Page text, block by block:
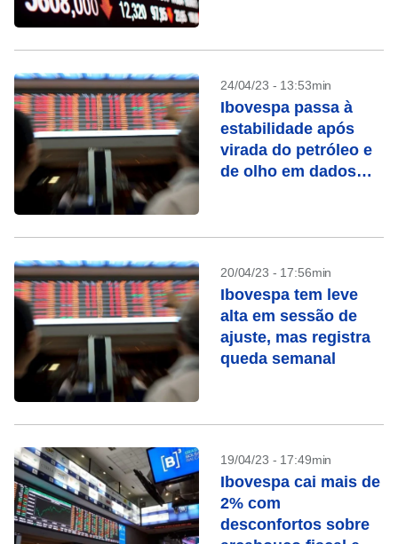
24/04/23 - 13:53min
Ibovespa passa à
estabilidade após
virada do petróleo e
de olho em dados
20/04/23 - 17:56min
Ibovespa tem leve
alta em sessão de
ajuste, mas registra
queda semanal
19/04/23 - 17:49min
Ibovespa cai mais de
2% com
desconfortos sobre